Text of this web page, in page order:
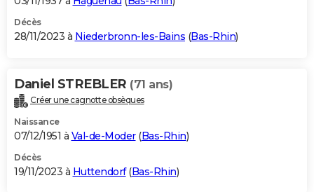
Décès
28/11/2023 à Niederbronn-les-Bains (Bas-Rhin)
Daniel STREBLER (71 ans)
Créer une cagnotte obsèques
Naissance
07/12/1951 à Val-de-Moder(Bas-Rhin)
Décès
19/11/2023 à Huttendorf(Bas-Rhin)